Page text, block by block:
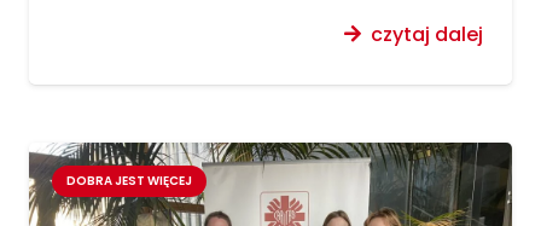
czytaj dalej
DOBRA JEST WIĘCEJ